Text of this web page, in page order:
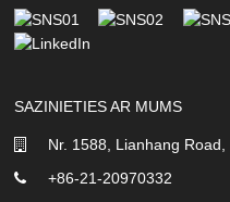
SAZINIETIES AR MUMS
Nr. 1588, Lianhang
+86-21-20970332